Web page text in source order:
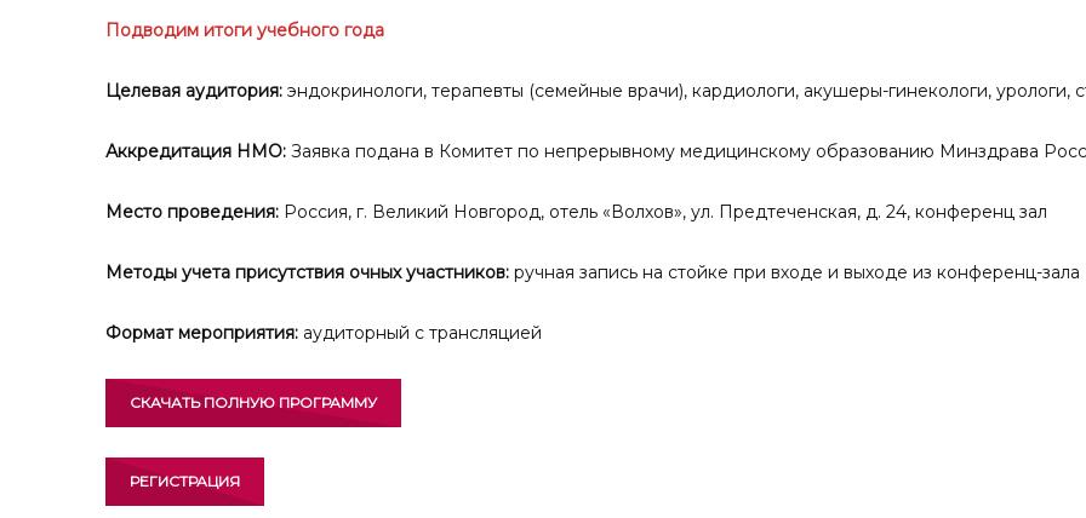
Подводим итоги учебного года
Целевая аудитория: эндокринологи, терапевты (семейные врачи), кардиологи, акушеры-гинекологи, урологи,
Аккредитация НМО: Заявка подана в Комитет по непрерывному медицинскому образованию Минздрава
Место проведения: Россия, г. Великий Новгород, отель «Волхов», ул. Предтеченская, д. 24, конференц зал
Методы учета присутствия очных участников: ручная запись на стойке при входе и выходе из конференц-зала
Формат мероприятия: аудиторный с трансляцией
СКАЧАТЬ ПОЛНУЮ ПРОГРАММУ
РЕГИСТРАЦИЯ